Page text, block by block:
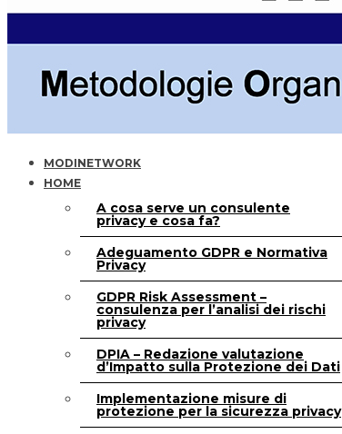
MODINETWORK
HOME
A cosa serve un consulente
privacy e cosa fa?
Adeguamento GDPR e Normativa
Privacy
GDPR Risk Assessment –
consulenza per l’analisi dei rischi
privacy
DPIA – Redazione valutazione
d’Impatto sulla Protezione dei Dati
Implementazione misure di
protezione per la sicurezza privacy